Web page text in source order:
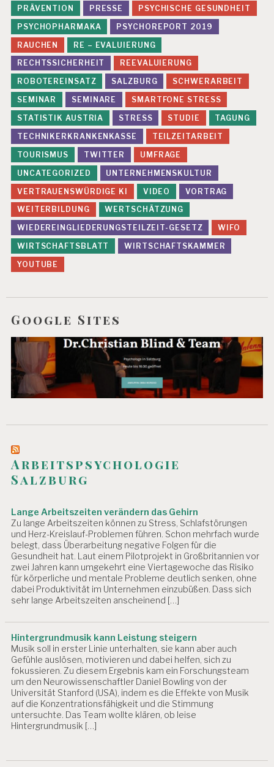
PRÄVENTION PRESSE
PSYCHISCHE GESUNDHEIT
PSYCHOPHARMAKA
PSYCHOREPORT 2019
RAUCHEN
RE – EVALUIERUNG
RECHTSSICHERHEIT
REEVALUIERUNG
ROBOTEREINSATZ
SALZBURG
SCHWERARBEIT
SEMINAR
SEMINARE
SMARTFONE STRESS
STATISTIK AUSTRIA
STRESS STUDIE
TAGUNG
TECHNIKERKRANKENKASSE
TEILZEITARBEIT
TOURISMUS
TWITTER
UMFRAGE
UNCATEGORIZED
UNTERNEHMENSKULTUR
VERTRAUENSWÜRDIGE KI
VIDEO
VORTRAG
WEITERBILDUNG
WERTSCHÄTZUNG
WIEDEREINGLIEDERUNGSTEILZEIT-GESETZ
WIFO
WIRTSCHAFTSBLATT
WIRTSCHAFTSKAMMER
YOUTUBE
Google Sites
Arbeitspsychologie
Salzburg
Lange Arbeitszeiten verändern das Gehirn
Zu lange Arbeitszeiten können zu Stress, Schlafstörungen
und Herz-Kreislauf-Problemen führen. Schon mehrfach wurde
belegt, dass Überarbeitung negative Folgen für die
Gesundheit hat. Laut einem Pilotprojekt in Großbritannien vor
zwei Jahren kann umgekehrt eine Viertagewoche das Risiko
für körperliche und mentale Probleme deutlich senken, ohne
dabei Produktivität im Unternehmen einzubüßen. Dass sich
sehr lange Arbeitszeiten anscheinend […]
Hintergrundmusik kann Leistung steigern
Musik soll in erster Linie unterhalten, sie kann aber auch
Gefühle auslösen, motivieren und dabei helfen, sich zu
fokussieren. Zu diesem Ergebnis kam ein Forschungsteam
um den Neurowissenschaftler Daniel Bowling von der
Universität Stanford (USA), indem es die Effekte von Musik
auf die Konzentrationsfähigkeit und die Stimmung
untersuchte. Das Team wollte klären, ob leise
Hintergrundmusik […]